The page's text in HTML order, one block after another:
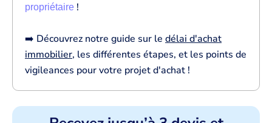
propriétaire !
➡️ Découvrez notre guide sur le délai d'achat
immobilier, les différentes étapes, et les points de
vigileances pour votre projet d'achat !